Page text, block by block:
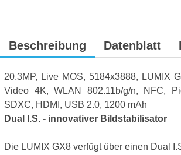
Beschreibung Datenblatt
20.3MP, Live MOS, 5184x3888, LUMIX
Video 4K, WLAN 802.11b/g/n, NFC,
SDXC, HDMI, USB 2.0, 1200 mAh
Dual I.S. - innovativer Bildstabilisator
Die LUMIX GX8 verfügt über einen Dual